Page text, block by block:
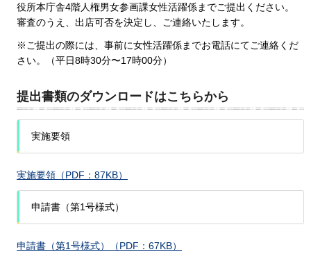
役所本庁舎4階人権男女参画課女性活躍係までご提出ください。
審査のうえ、出店可否を決定し、ご連絡いたします。
※ご提出の際には、事前に女性活躍係までお電話にてご連絡くだ
さい。（平日8時30分〜17時00分）
提出書類のダウンロードはこちらから
実施要領
実施要領（PDF：87KB）
申請書（第1号様式）
申請書（第1号様式）（PDF：67KB）